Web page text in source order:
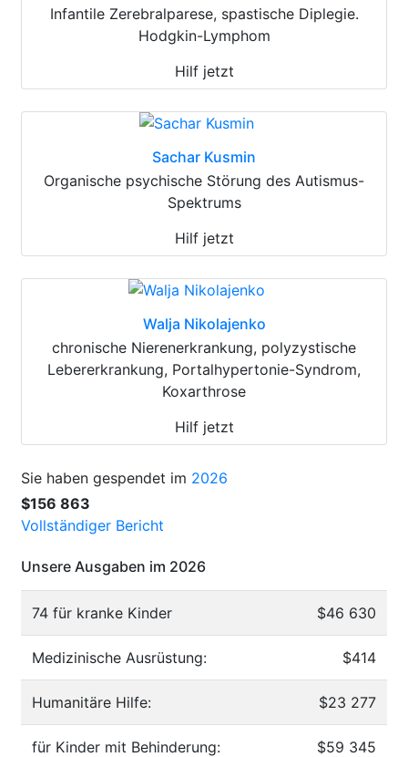
Infantile Zerebralparese, spastische Diplegie.
Hodgkin-Lymphom
Hilf jetzt
Sachar Kusmin
Organische psychische Störung des Autismus-
Spektrums
Hilf jetzt
Walja Nikolajenko
chronische Nierenerkrankung, polyzystische
Lebererkrankung, Portalhypertonie-Syndrom,
Koxarthrose
Hilf jetzt
Sie haben gespendet im 2026
$156 863
Vollständiger Bericht
Unsere Ausgaben im 2026
74 für kranke Kinder $46 630
Medizinische Ausrüstung: $414
Humanitäre Hilfe: $23 277
für Kinder mit Behinderung: $59 345